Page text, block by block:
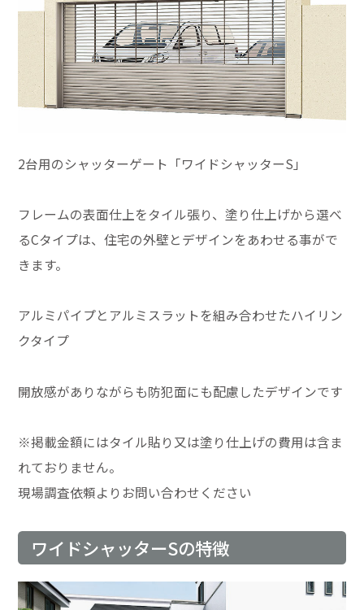
2台用のシャッターゲート「ワイドシャッターS」
フレームの表面仕上をタイル張り、塗り仕上げから選べ
るCタイプは、住宅の外壁とデザインをあわせる事がで
きます。
アルミパイプとアルミスラットを組み合わせたハイリン
クタイプ
開放感がありながらも防犯面にも配慮したデザインです
※掲載金額にはタイル貼り又は塗り仕上げの費用は含ま
れておりません。
現場調査依頼よりお問い合わせください
ワイドシャッターSの特徴